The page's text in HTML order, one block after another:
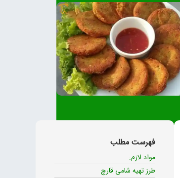
فهرست مطلب
مواد لازم:
طرز تهیه شامی قارچ